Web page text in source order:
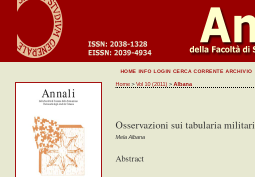
HOME INFO LOGIN CERCA CORRENTE ARCHIVIO
Home> Vol 10 (2011) > Albana
Osservazioni sui tabularia militari
Mela Albana
Abstract